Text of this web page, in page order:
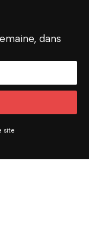
dans
site